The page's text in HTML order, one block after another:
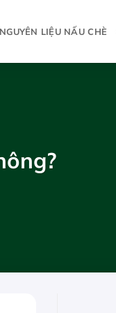
NGUYÊN LIỆU NẤU CHÈ